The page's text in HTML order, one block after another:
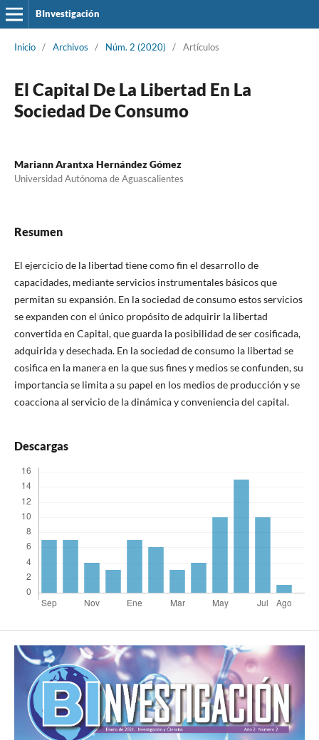
BInvestigación
Inicio / Archivos / Núm. 2 (2020) / Artículos
El Capital De La Libertad En La
Sociedad De Consumo
Mariann Arantxa Hernández Gómez
Universidad Autónoma de Aguascalientes
Resumen
El ejercicio de la libertad tiene como fin el desarrollo de
capacidades, mediante servicios instrumentales básicos que
permitan su expansión. En la sociedad de consumo estos servicios
se expanden con el único propósito de adquirir la libertad
convertida en Capital, que guarda la posibilidad de ser cosificada,
adquirida y desechada. En la sociedad de consumo la libertad se
cosifica en la manera en la que sus fines y medios se confunden, su
importancia se limita a su papel en los medios de producción y se
coacciona al servicio de la dinámica y conveniencia del capital.
Descargas